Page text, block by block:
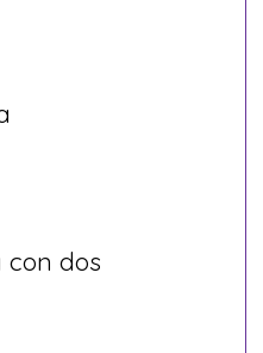
con dos